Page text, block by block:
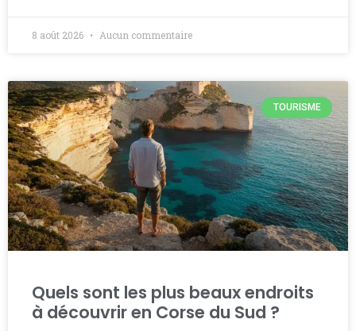
8 août 2026 Aucun commentaire
TOURISME
Quels sont les plus beaux endroits
à découvrir en Corse du Sud ?